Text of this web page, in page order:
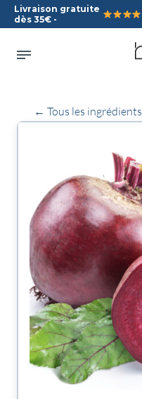
Livraison gratuite
dès 35€ -
← Tous les ingrédients